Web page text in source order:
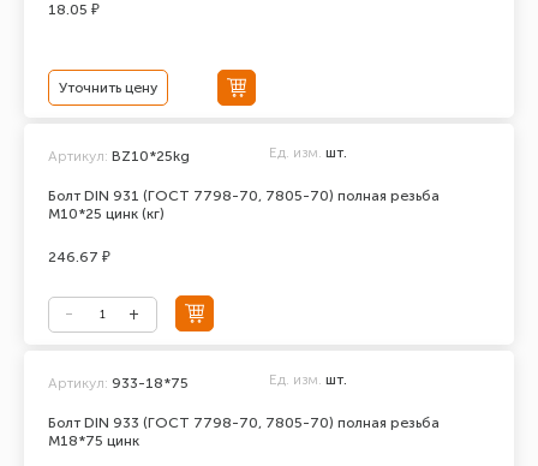
18.05 ₽
Уточнить цену
Болт DIN 931 (ГОСТ 7798-70, 7805-70) полная резьба
М10*25 цинк (кг)
Артикул: BZ10*25kg Ед. изм. шт.
246.67 ₽
Болт DIN 933 (ГОСТ 7798-70, 7805-70) полная резьба
М18*75 цинк
Артикул: 933-18*75 Ед. изм. шт.